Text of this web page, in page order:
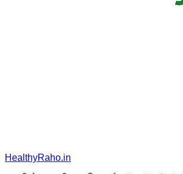
HealthyRaho.in